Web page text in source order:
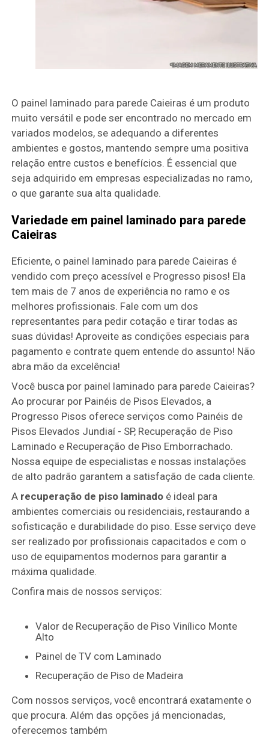
O painel laminado para parede Caieiras é um produto
muito versátil e pode ser encontrado no mercado em
variados modelos, se adequando a diferentes
ambientes e gostos, mantendo sempre uma positiva
relação entre custos e benefícios. É essencial que
seja adquirido em empresas especializadas no ramo,
o que garante sua alta qualidade.
Variedade em painel laminado para parede
Caieiras
Eficiente, o painel laminado para parede Caieiras é
vendido com preço acessível e Progresso pisos! Ela
tem mais de 7 anos de experiência no ramo e os
melhores profissionais. Fale com um dos
representantes para pedir cotação e tirar todas as
suas dúvidas! Aproveite as condições especiais para
pagamento e contrate quem entende do assunto! Não
abra mão da excelência!
Você busca por painel laminado para parede Caieiras?
Ao procurar por Painéis de Pisos Elevados, a
Progresso Pisos oferece serviços como Painéis de
Pisos Elevados Jundiaí - SP, Recuperação de Piso
Laminado e Recuperação de Piso Emborrachado.
Nossa equipe de especialistas e nossas instalações
de alto padrão garantem a satisfação de cada cliente.
A recuperação de piso laminado é ideal para
ambientes comerciais ou residenciais, restaurando a
sofisticação e durabilidade do piso. Esse serviço deve
ser realizado por profissionais capacitados e com o
uso de equipamentos modernos para garantir a
máxima qualidade.
Confira mais de nossos serviços:
Valor de Recuperação de Piso Vinílico Monte
Alto
Painel de TV com Laminado
Recuperação de Piso de Madeira
Com nossos serviços, você encontrará exatamente o
que procura. Além das opções já mencionadas,
oferecemos também